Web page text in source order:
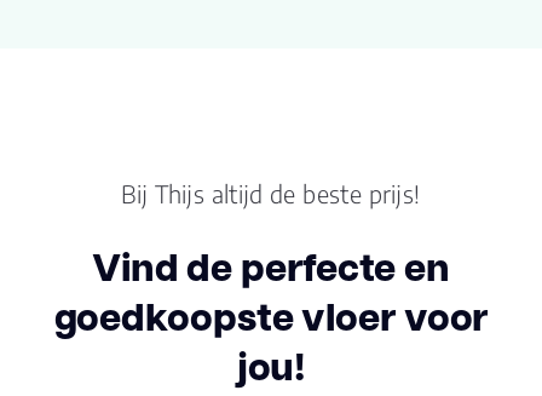
Aantal per pak 5
0.55
Bij Thijs altijd de beste prijs!
Vind de perfecte en
goedkoopste vloer voor
jou!